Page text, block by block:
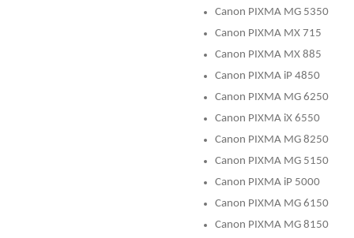
Canon PIXMA MG 5350
Canon PIXMA MX 715
Canon PIXMA MX 885
Canon PIXMA iP 4850
Canon PIXMA MG 6250
Canon PIXMA iX 6550
Canon PIXMA MG 8250
Canon PIXMA MG 5150
Canon PIXMA iP 5000
Canon PIXMA MG 6150
Canon PIXMA MG 8150